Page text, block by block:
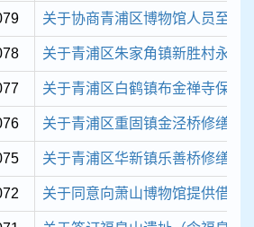
关于协商青浦区博物馆人员至青
关于青浦区朱家角镇新胜村永安
关于青浦区白鹤镇布金禅寺保护
关于青浦区重固镇金泾桥修缮工
关于青浦区华新镇乐善桥修缮工
关于同意向萧山博物馆提供借展